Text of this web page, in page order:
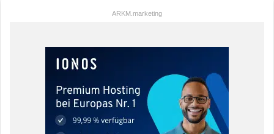
ARKM.marketing